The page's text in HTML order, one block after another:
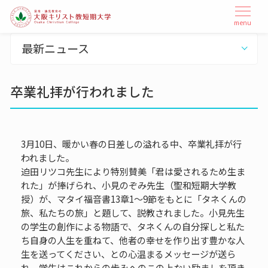
本
文
ッ
プ
メ
ニ
ー
menu
最新ニュース
卒業礼拝が行われました
3月10日、暖かい春の日差しの溢れる中、卒業礼拝が行
われました。
迫田リツコ先生により特別賛美「君は愛されるため生ま
れた」が捧げられ、小見のぞみ先生（聖和短期大学教
授）が、マタイ福音書13章1～9節をもとに「タネくんの
旅、私たちの旅」と題して、説教されました。小見先生
の学生の創作による物語で、タネくんの自分探しと私た
ち自身の人生を重ねて、他者の幸せを作り出す豊かな人
生を送ってください、との心温まるメッセージが送ら